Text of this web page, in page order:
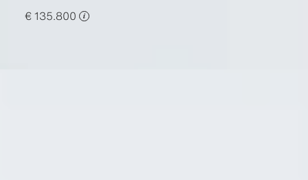
€ 135.800